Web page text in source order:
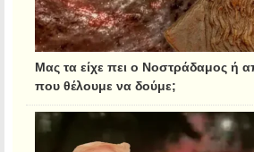
Μας τα είχε πει ο Νοστράδαμος ή
που θέλουμε να δούμε;